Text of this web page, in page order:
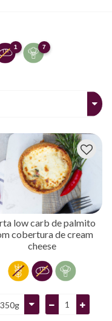
1 7
low carb de palmito
cobertura de cream
cheese